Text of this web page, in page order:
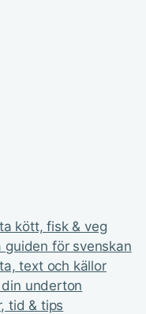
kött, fisk & veg
för svenskan
text och källor
underton
tid & tips